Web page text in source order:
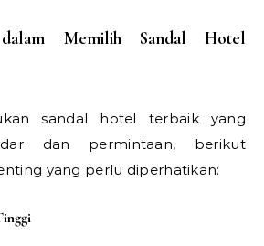
Memilih Sandal Hotel
sandal hotel terbaik yang
dan permintaan, berikut
yang perlu diperhatikan: